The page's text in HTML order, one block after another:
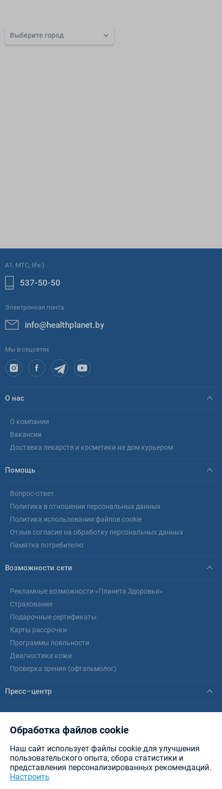
Выберите город
A1, МТС, life:)
537-50-50
Электронная почта
info@healthplanet.by
Мы в соцсетях
О нас
О компании
Вакансии
Доставка лекарств и косметики на дом курьером
Помощь
Вопрос-ответ
Политика в отношении персональных данных
Политика использования файлов cookie
Отзыв согласия на обработку персональных данных
Памятка потребителю
Возможности сети
Рекламные возможности «Планета Здоровья»
Страхование
Подарочные сертификаты
Карты рассрочки
Программы лояльности
Диагностика кожи
Проверка зрения (офтальмолог)
Пресс–центр
Новости
Статьи
ИООО «Интерфармакс»
Планета Здоровья - аптеки в
Минске, Витебске, Бресте, Гомеле, Могилеве, Гродно и других городах РБ.
Разработка сайта — New IT
Обработка файлов cookie
Наш сайт использует файлы cookie для улучшения
пользовательского опыта, сбора статистики и
представления персонализированных рекомендаций.
Настроить